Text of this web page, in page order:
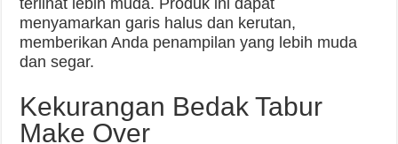
menyamarkan garis halus dan kerutan,
memberikan Anda penampilan yang lebih muda
dan segar.
Kekurangan Bedak Tabur
Make Over